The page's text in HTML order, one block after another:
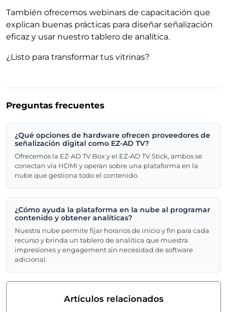
También ofrecemos webinars de capacitación que
explican buenas prácticas para diseñar señalización
eficaz y usar nuestro tablero de analítica.
¿Listo para transformar tus vitrinas?
Preguntas frecuentes
¿Qué opciones de hardware ofrecen proveedores de
señalización digital como EZ-AD TV?
Ofrecemos la EZ-AD TV Box y el EZ-AD TV Stick, ambos se
conectan vía HDMI y operan sobre una plataforma en la
nube que gestiona todo el contenido.
¿Cómo ayuda la plataforma en la nube al programar
contenido y obtener analíticas?
Nuestra nube permite fijar horarios de inicio y fin para cada
recurso y brinda un tablero de analítica que muestra
impresiones y engagement sin necesidad de software
adicional.
Artículos relacionados